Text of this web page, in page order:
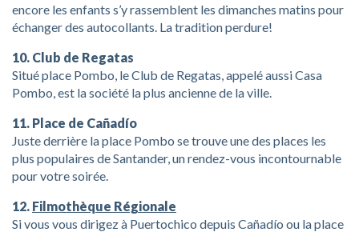
encore les enfants s’y rassemblent les dimanches matins pour
échanger des autocollants. La tradition perdure!
10. Club de Regatas
Situé place Pombo, le Club de Regatas, appelé aussi Casa
Pombo, est la société la plus ancienne de la ville.
11. Place de Cañadío
Juste derrière la place Pombo se trouve une des places les
plus populaires de Santander, un rendez-vous incontournable
pour votre soirée.
12. Filmothèque Régionale
Si vous vous dirigez à Puertochico depuis Cañadío ou la place